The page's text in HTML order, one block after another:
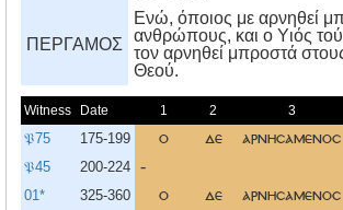
ΠΕΡΓΑΜΟΣ
Eνώ, όποιος με αρνηθεί
ανθρώπους, και ο Yιός
τον αρνηθεί μπροστά
Θεού.
Witness Date 1 2 3
𝔓75 175-199 ο δε αρνησαμενοσ
𝔓45 200-224 -
01* 325-360 ο δε αρνησαμενοσ